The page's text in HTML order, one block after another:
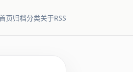
页归档分类关于RSS